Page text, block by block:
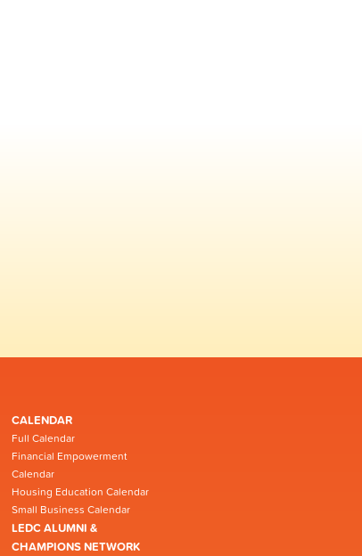
CALENDAR
Full Calendar
Financial Empowerment
Calendar
Housing Education Calendar
Small Business Calendar
LEDC ALUMNI &
CHAMPIONS NETWORK